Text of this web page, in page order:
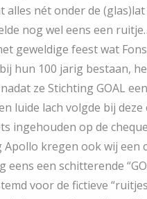
alles nét onder de
nog wel eens een
geweldige feest wat
hun 100 jarig bestaan,
ze Stichting GOAL een
luide lach volgde bij
ingehouden op de
kregen ook wij een
eens een schitterende
voor de fictieve